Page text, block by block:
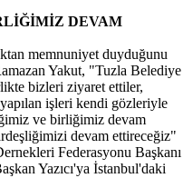
DEVAM
memnuniyet duyduğunu
Yakut, "Tuzla Belediye
bizleri ziyaret ettiler,
işleri kendi gözleriyle
ve birliğimiz devam
devam ettireceğiz"
Federasyonu Başkanı
Yazıcı'ya İstanbul'daki